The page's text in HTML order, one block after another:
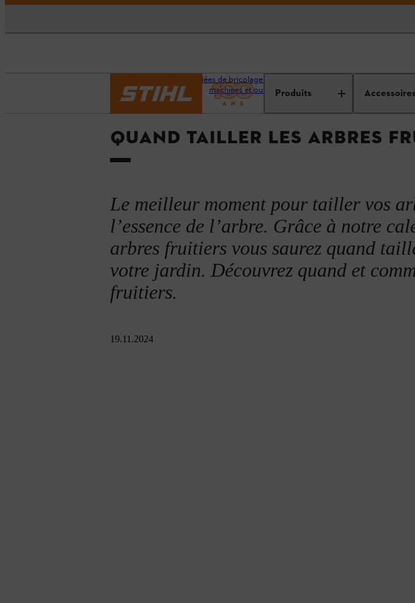
Produits Accessoires
Conseils et idées de bricolage et d’entretien des
machines et outils
votre jardin
QUAND TAILLER LES ARBRES
Le meilleur moment pour tailler vos
l’essence de l’arbre. Grâce à notre
arbres fruitiers vous saurez quand
votre jardin. Découvrez quand et
fruitiers.
19.11.2024